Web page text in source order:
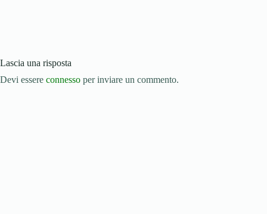
Lascia una risposta
Devi essere connesso per inviare un commento.